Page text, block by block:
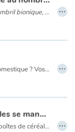
bionique, dont le nombril peut émettre des rayons lumineux, ce qui lui servira lors de la capture du célèbre Super-Méchant. …
Vous voulez élever un monstre domestique ? Vos parents ont accepté ? Bravo ! Seulement, vous n'êtes plus un bébé. Papa veut que vous vous en occupiez vous-même. Pas de problème : ce guide est fait pour vous ! Bien sûr, élever un monstre engendre plus de difficultés qu'élever un poisson rouge, mais c'est aussi pas mal plus amusant... …
Super-Titi dans Les céréales se mangent froides
Super-Titi peut voir à travers les boîtes de céréales ! Ridicule ? C'est pourtant ce qui lui permettra d'attraper le voleur ! Une parodie pleine d'humour du monde des superhéros chers aux petits. …